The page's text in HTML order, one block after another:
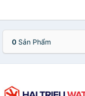
0 Sản Phẩm